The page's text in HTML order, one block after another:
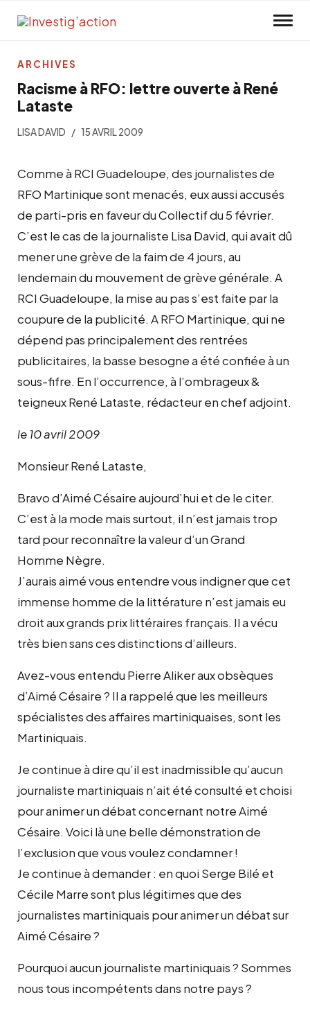
Racisme à RFO: lettre ouverte à René
Lataste
LISA DAVID 15 AVRIL 2009
Comme à RCI Guadeloupe, des journalistes de
RFO Martinique sont menacés, eux aussi accusés
de parti-pris en faveur du Collectif du 5 février.
C’est le cas de la journaliste Lisa David, qui avait dû
mener une grève de la faim de 4 jours, au
lendemain du mouvement de grève générale. A
RCI Guadeloupe, la mise au pas s’est faite par la
coupure de la publicité. A RFO Martinique, qui ne
dépend pas principalement des rentrées
publicitaires, la basse besogne a été confiée à un
sous-fifre. En l’occurrence, à l’ombrageux &
teigneux René Lataste, rédacteur en chef adjoint.
le 10 avril 2009
Monsieur René Lataste,
Bravo d’Aimé Césaire aujourd’hui et de le citer.
C’est à la mode mais surtout, il n’est jamais trop
tard pour reconnaître la valeur d’un Grand
Homme Nègre.
J’aurais aimé vous entendre vous indigner que cet
immense homme de la littérature n’est jamais eu
droit aux grands prix littéraires français. Il a vécu
très bien sans ces distinctions d’ailleurs.
Avez-vous entendu Pierre Aliker aux obsèques
d’Aimé Césaire ? Il a rappelé que les meilleurs
spécialistes des affaires martiniquaises, sont les
Martiniquais.
Je continue à dire qu’il est inadmissible qu’aucun
journaliste martiniquais n’ait été consulté et choisi
pour animer un débat concernant notre Aimé
Césaire. Voici là une belle démonstration de
l’exclusion que vous voulez condamner !
Je continue à demander : en quoi Serge Bilé et
Cécile Marre sont plus légitimes que des
journalistes martiniquais pour animer un débat sur
Aimé Césaire ?
Pourquoi aucun journaliste martiniquais ? Sommes
nous tous incompétents dans notre pays ?
ARCHIVES